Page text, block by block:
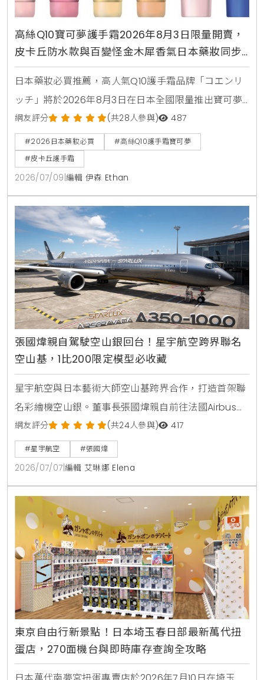
高絲Q10寶可夢護手霜2026年8月3日限量開賣，
皮卡丘防水款與百變怪金木犀香氣日本藥妝同步
登場
日本藥妝必買推薦，高人氣Q10護手霜品牌「コエンリ
ッチ」將於2026年8月3日在日本全國限量推出寶可夢
限定包裝，包含皮卡丘，伊布，百變怪等7款超人氣角
色，全系列8款功能各自針對美白，抗皺，保濕與夜間
修護，是兼具視覺與護膚效果的伴手禮首選
網友評分 (共28人參與) 487
#2026日本藥妝必買
#高絲Q10護手霜寶可夢
#皮卡丘護手霜
2026/07/09 編輯 伊森 Ethan
張國煒親自駕駛空山銀回台！星宇航空跨界聯名
空山基，1比200限定模型必收藏
星宇航空與日本藝術大師空山基跨界合作，打造首架聯
名彩繪機空山銀。董事長張國煒親自前往法國Airbus總
部交機，並將飛機駕駛回台。機身採用特殊雲母塗料呈
現液態金屬質感，機腹更巧妙融入機械鯊魚設計。1比
200限量飛機模型於7月5日起在星宇小舖開賣。
網友評分 (共24人參與) 417
#星宇航空 #張國煒
2026/07/07 編輯 艾琳娜 Elena
東京自由行新景點！日本埼玉春日部最新萬代扭
蛋店，270面機台與即時庫存查詢全攻略